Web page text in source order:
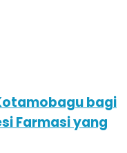
bagi
Farmasi yang